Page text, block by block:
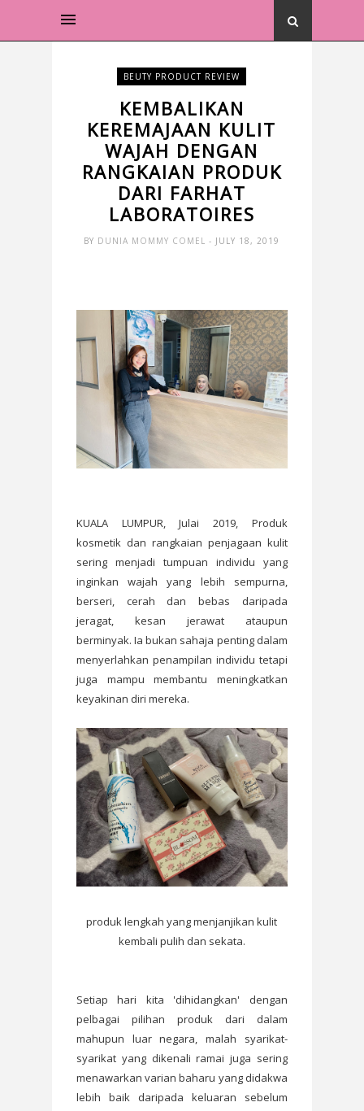
BEUTY PRODUCT REVIEW
KEMBALIKAN
KEREMAJAAN KULIT
WAJAH DENGAN
RANGKAIAN PRODUK
DARI FARHAT
LABORATOIRES
BY DUNIA MOMMY COMEL- JULY 18, 2019
KUALA LUMPUR, Julai 2019, Produk
kosmetik dan rangkaian penjagaan kulit
sering menjadi tumpuan individu yang
inginkan wajah yang lebih sempurna,
berseri, cerah dan bebas daripada
jeragat, kesan jerawat ataupun
berminyak. Ia bukan sahaja penting dalam
menyerlahkan penampilan individu tetapi
juga mampu membantu meningkatkan
keyakinan diri mereka.
produk lengkah yang menjanjikan kulit
kembali pulih dan sekata.
Setiap hari kita 'dihidangkan' dengan
pelbagai pilihan produk dari dalam
mahupun luar negara, malah syarikat-
syarikat yang dikenali ramai juga sering
menawarkan varian baharu yang didakwa
lebih baik daripada keluaran sebelum